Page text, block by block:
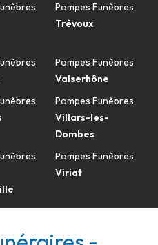
Pompes Funèbres
Trévoux
Pompes Funèbres
Valserhône
Pompes Funèbres
Villars-les-
Dombes
Pompes Funèbres
Viriat